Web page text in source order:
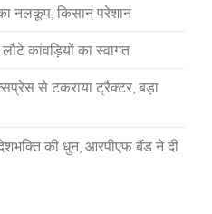
नलकूप, किसान परेशान
कांवड़ियों का स्वागत
से टकराया ट्रैक्टर, बड़ा
की धुन, आरपीएफ बैंड ने दी